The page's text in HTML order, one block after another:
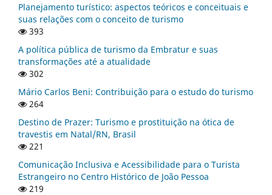
Planejamento turístico: aspectos teóricos e conceituais e
suas relações com o conceito de turismo
393
A política pública de turismo da Embratur e suas
transformações até a atualidade
302
Mário Carlos Beni: Contribuição para o estudo do turismo
264
Destino de Prazer: Turismo e prostituição na ótica de
travestis em Natal/RN, Brasil
221
Comunicação Inclusiva e Acessibilidade para o Turista
Estrangeiro no Centro Histórico de João Pessoa
219